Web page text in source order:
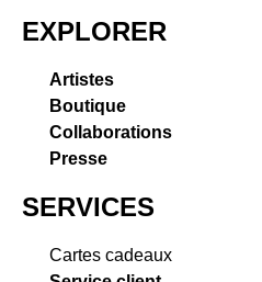
EXPLORER
Artistes
Boutique
Collaborations
Presse
SERVICES
Cartes cadeaux